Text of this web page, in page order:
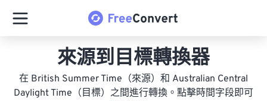
來源到目標轉換器
在 British Summer Time（來源）和 Australian Central
Daylight Time（目標）之間進行轉換。點擊時間字段即可